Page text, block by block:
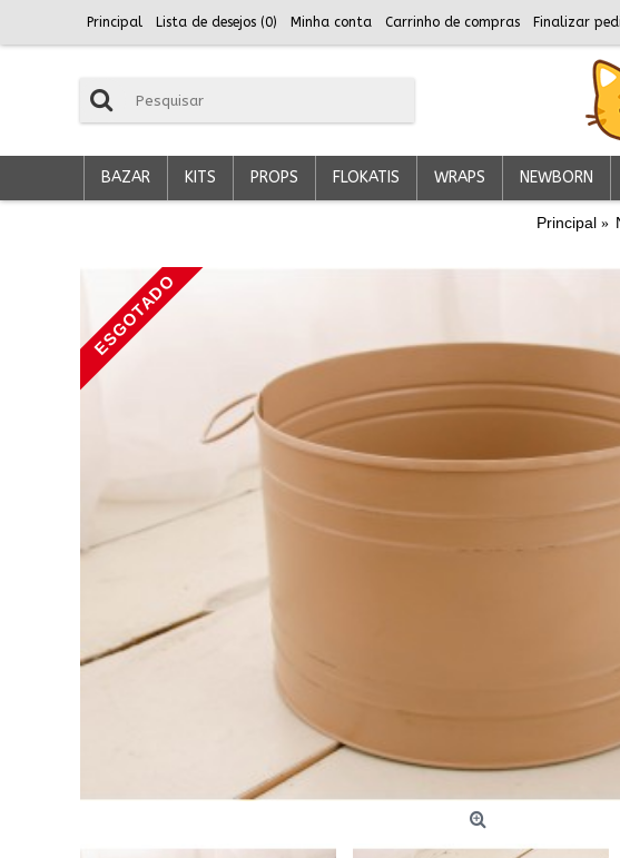
Principal Lista de desejos (0) Minha conta Carrinho de compras Finalizar
BAZAR KITS PROPS FLOKATIS WRAPS NEWBORN
Principal
ESGOTADO